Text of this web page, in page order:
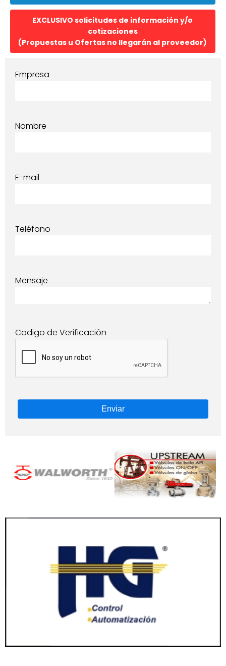
EXCLUSIVO solicitudes de información y/o
cotizaciones
(Propuestas u Ofertas no llegarán al proveedor)
Empresa
Nombre
E-mail
Teléfono
Mensaje
Codigo de Verificación
Enviar